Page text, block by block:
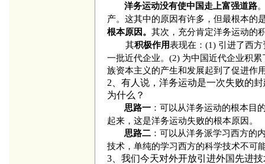
洋务运动没有使中国走上富强道路
产。这其中的原因有许多，但最根本的
根本原因。 其次，充分肯定洋务运动的
其积极作用表现在：(1) 引进了西
一批近代企业。(2) 为中国近代企业积
族资本主义的产生和发展起到了促进作
2、有人说，洋务运动是一次失败的
为什么？
思路一 ：可以从洋务运动的根本目
起来，这是洋务运动失败的根本原因。
思路二 ：可以从洋务派学习西方的
技术，单纯的学习西方的科学技术不可
3、我们今天对外开放引进外国先进